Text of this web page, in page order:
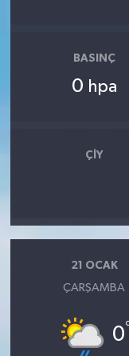
BASINÇ
0 hpa
ÇIY
21 OCAK
ÇARŞAMBA
0